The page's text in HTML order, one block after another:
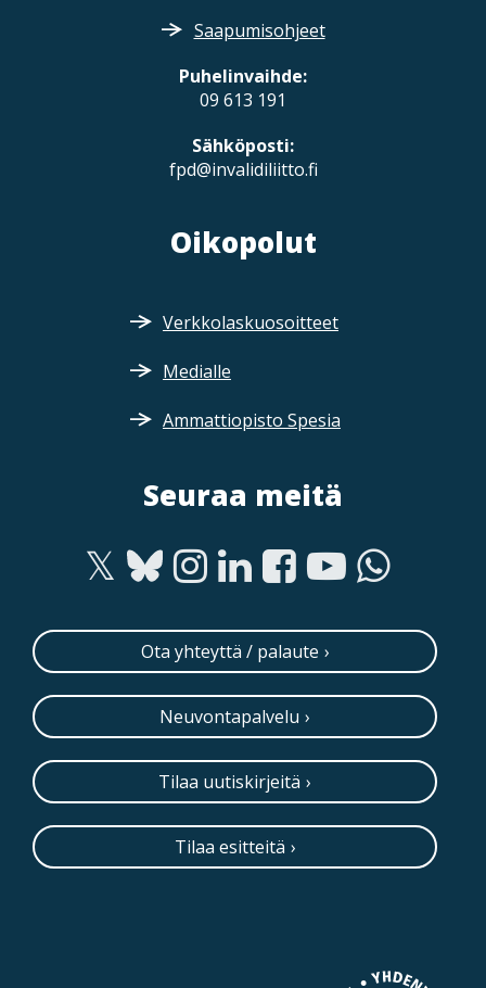
Saapumisohjeet
Puhelinvaihde:
09 613 191
Sähköposti:
fpd@invalidiliitto.fi
Oikopolut
Verkkolaskuosoitteet
Medialle
Ammattiopisto Spesia
Seuraa meitä
Ota yhteyttä / palaute
Neuvontapalvelu
Tilaa uutiskirjeitä
Tilaa esitteitä